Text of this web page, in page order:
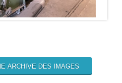
ARCHIVE DES IMAGES